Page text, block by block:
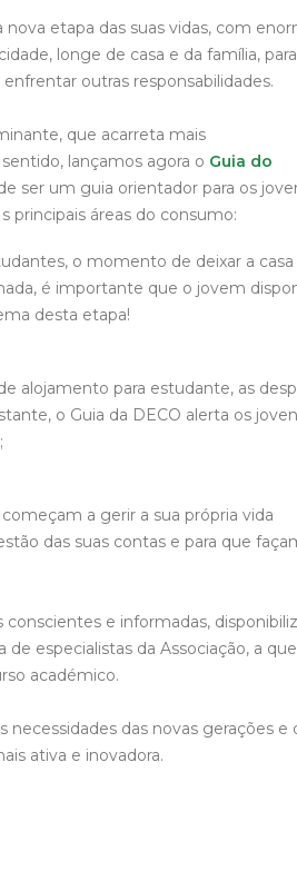
etapa das suas vidas, com
longe de casa e da família, para
outras responsabilidades.
que acarreta mais
lançamos agora o Guia do
ser um guia orientador para os
principais áreas do consumo:
o momento de deixar a casa
é importante que o jovem
desta etapa!
alojamento para estudante, as
o Guia da DECO alerta os
a gerir a sua própria vida
das suas contas e para que
e informadas,
especialistas da Associação, a
académico.
das novas gerações e
ativa e inovadora.